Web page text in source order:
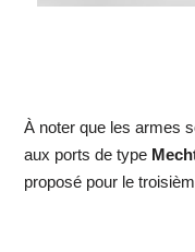
À noter que les armes
aux ports de type
proposé pour le